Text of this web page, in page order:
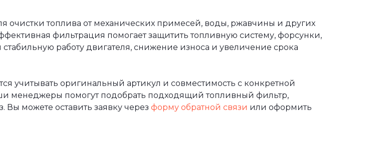
очистки топлива от механических примесей, воды, ржавчины и других
фильтрация помогает защитить топливную систему, форсунки,
работу двигателя, снижение износа и увеличение срока
учитывать оригинальный артикул и совместимость с конкретной
менеджеры помогут подобрать подходящий топливный фильтр,
Вы можете оставить заявку через форму обратной связи или оформить